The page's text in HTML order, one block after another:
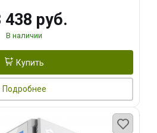
438 руб.
В наличии
Купить
Подробнее